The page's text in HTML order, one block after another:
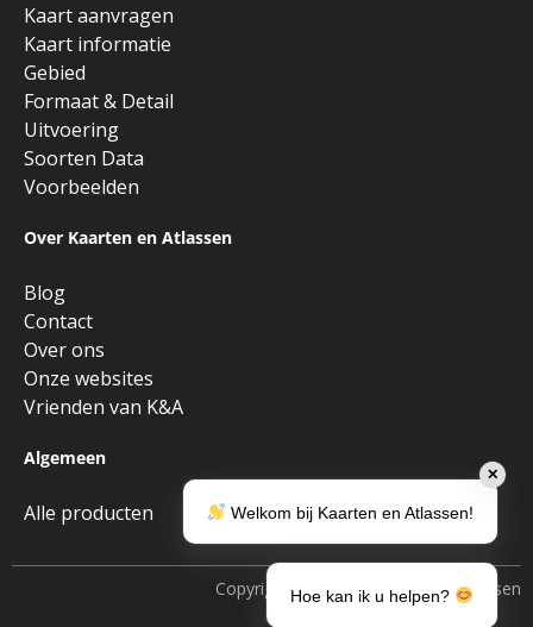
Kaart aanvragen
Kaart informatie
Gebied
Formaat & Detail
Uitvoering
Soorten Data
Voorbeelden
Over Kaarten en Atlassen
Blog
Contact
Over ons
Onze websites
Vrienden van K&A
Algemeen
Alle producten
Copyright © 2026 • Kaarten en Atlassen
✕
Welkom bij Kaarten en Atlassen!
Hoe kan ik u helpen?